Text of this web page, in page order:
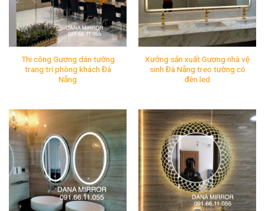
Mã SP:
Tình Trạng:Còn hàng
Thi công Gương dán tường
trang trí phòng khách Đà
Nẵng
Mã SP:
Tình Trạng: Còn hàng
Xưởng sản xuất Gương nhà vệ
sinh Đà Nẵng treo tường có
đèn led